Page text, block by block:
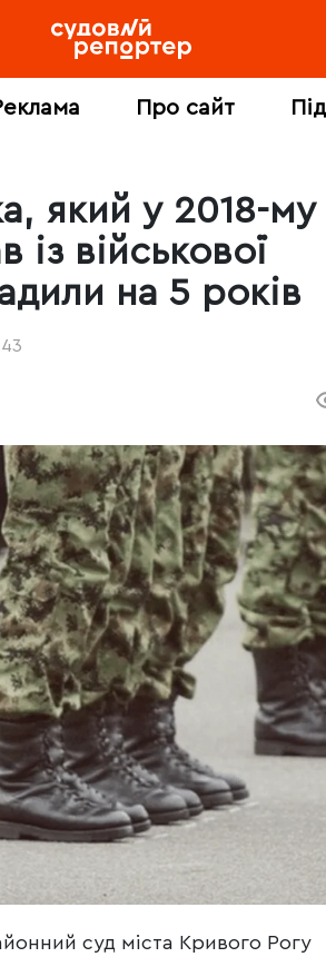
Про сайт
який у 2018-му
із військової
на 5 років
суд міста Кривого Рогу